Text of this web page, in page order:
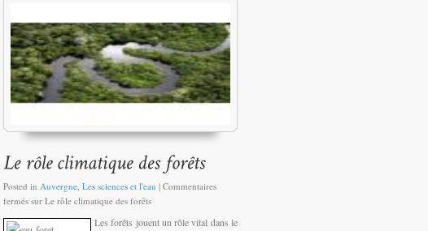
Posted in Auvergne, Les sciences et l'eau | Commentaires
fermés sur Le rôle climatique des forêts
Les forêts jouent un rôle vital dans le